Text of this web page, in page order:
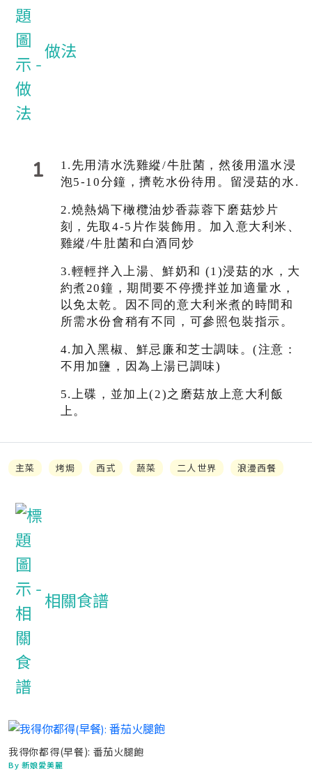
做法
1 1.先用清水洗雞縱/牛肚菌，然後用溫水浸
泡5-10分鐘，擠乾水份待用。留浸菇的水.
2.燒熱煱下橄欖油炒香蒜蓉下磨菇炒片
刻，先取4-5片作裝飾用 。 加入意大利米、
雞縱/牛肚菌和白酒同炒
3.輕輕拌入上湯、鮮奶和 (1)浸菇的水，大
約煮20鐘，期間要不停攪拌並加適量水，
以免太乾。因不同的意大利米煮的時間和
所需水份會稍有不同，可參照包裝指示。
4.加入黑椒、 鮮忌廉和芝士調味。(注意：
不用加鹽，因為上湯已調味)
5.上碟，並加上(2)之磨菇放上意大利飯
上。
主菜 烤焗 西式 蔬菜 二人世界 浪漫西餐
相關食譜
我得你都得(早餐): 番茄火腿飽
By 新娘愛美麗